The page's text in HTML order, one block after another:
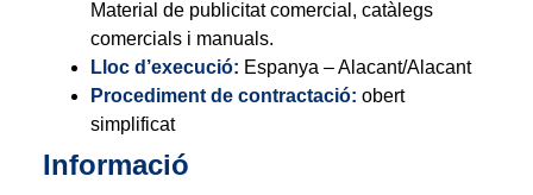
Material de publicitat comercial, catàlegs
comercials i manuals.
Lloc d’execució: Espanya – Alacant/Alacant
Procediment de contractació: obert
simplificat
Informació